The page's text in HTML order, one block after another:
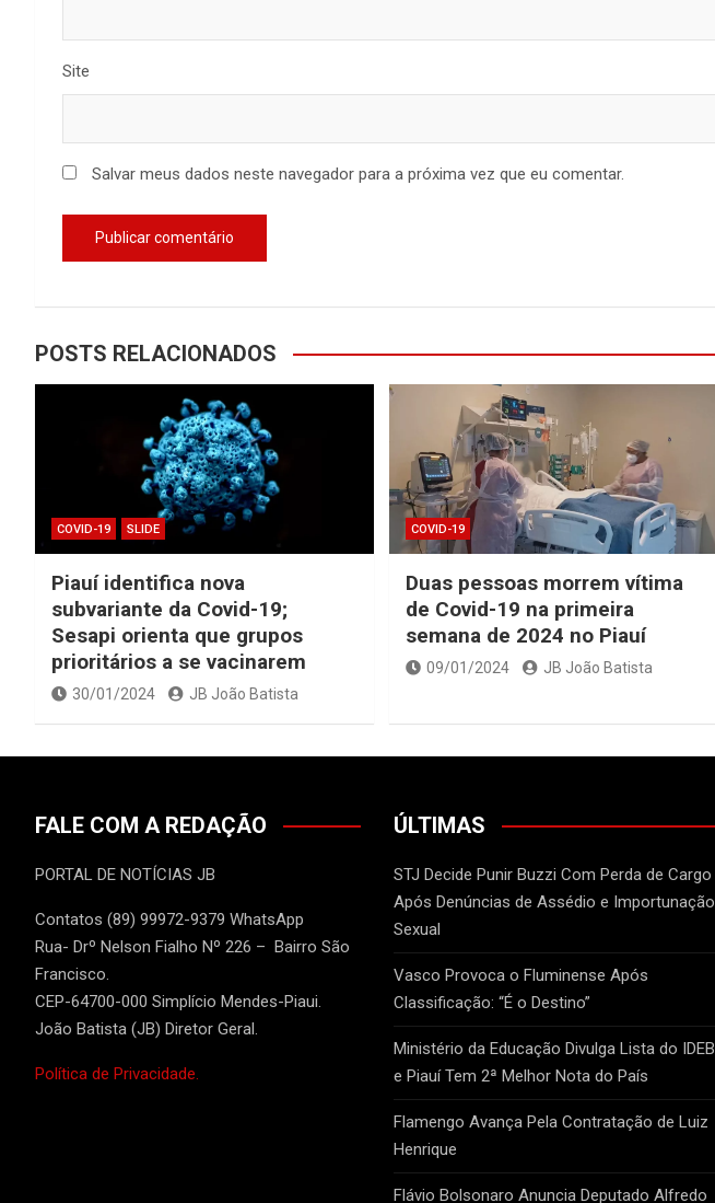
Site
Salvar meus dados neste navegador para a próxima vez que eu comentar.
POSTS RELACIONADOS
COVID-19 SLIDE
Piauí identifica nova
subvariante da Covid-19;
Sesapi orienta que grupos
prioritários a se vacinarem
30/01/2024 JB João Batista
COVID-19
Duas pessoas morrem vítima
de Covid-19 na primeira
semana de 2024 no Piauí
09/01/2024 JB João Batista
FALE COM A REDAÇÃO
PORTAL DE NOTÍCIAS JB
Contatos (89) 99972-9379 WhatsApp
Rua- Drº Nelson Fialho Nº 226 – Bairro São
Francisco.
CEP-64700-000 Simplício Mendes-Piaui.
João Batista (JB) Diretor Geral.
Política de Privacidade.
ÚLTIMAS
STJ Decide Punir Buzzi Com Perda de Cargo
Após Denúncias de Assédio e Importunação
Sexual
Vasco Provoca o Fluminense Após
Classificação: “É o Destino”
Ministério da Educação Divulga Lista do IDEB
e Piauí Tem 2ª Melhor Nota do País
Flamengo Avança Pela Contratação de Luiz
Henrique
Flávio Bolsonaro Anuncia Deputado Alfredo